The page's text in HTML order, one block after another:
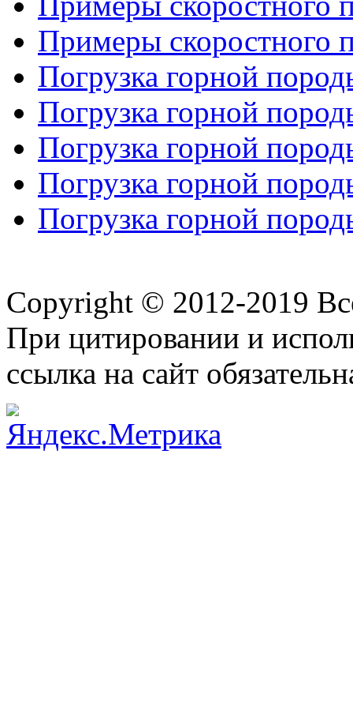
Примеры скоростного
Погрузка горной
Погрузка горной
Погрузка горной
Погрузка горной
Погрузка горной
Copyright © 2012-2019
При цитировании и
ссылка на сайт